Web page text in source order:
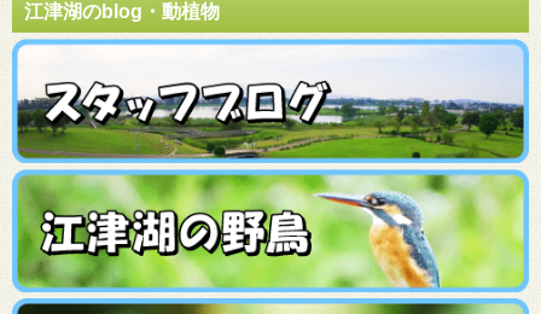
江津湖のblog・動植物